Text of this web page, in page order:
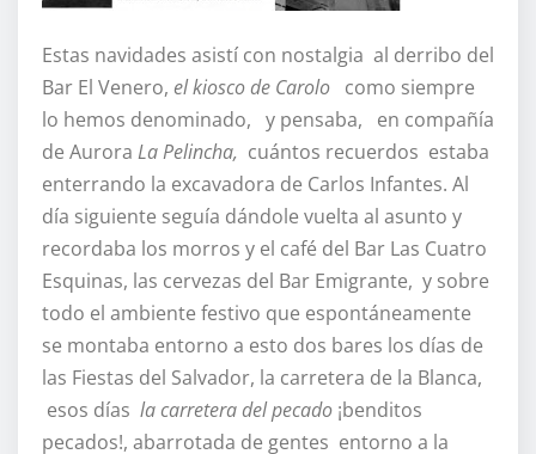
Estas navidades asistí con nostalgia al derribo del
Bar El Venero, el kiosco de Carolo como siempre
lo hemos denominado, y pensaba, en compañía
de Aurora La Pelincha, cuántos recuerdos estaba
enterrando la excavadora de Carlos Infantes. Al
día siguiente seguía dándole vuelta al asunto y
recordaba los morros y el café del Bar Las Cuatro
Esquinas, las cervezas del Bar Emigrante, y sobre
todo el ambiente festivo que espontáneamente
se montaba entorno a esto dos bares los días de
las Fiestas del Salvador, la carretera de la Blanca,
esos días la carretera del pecado ¡benditos
pecados!, abarrotada de gentes entorno a la